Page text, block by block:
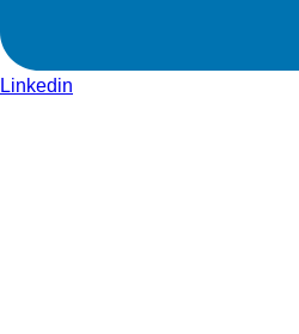
Linkedin